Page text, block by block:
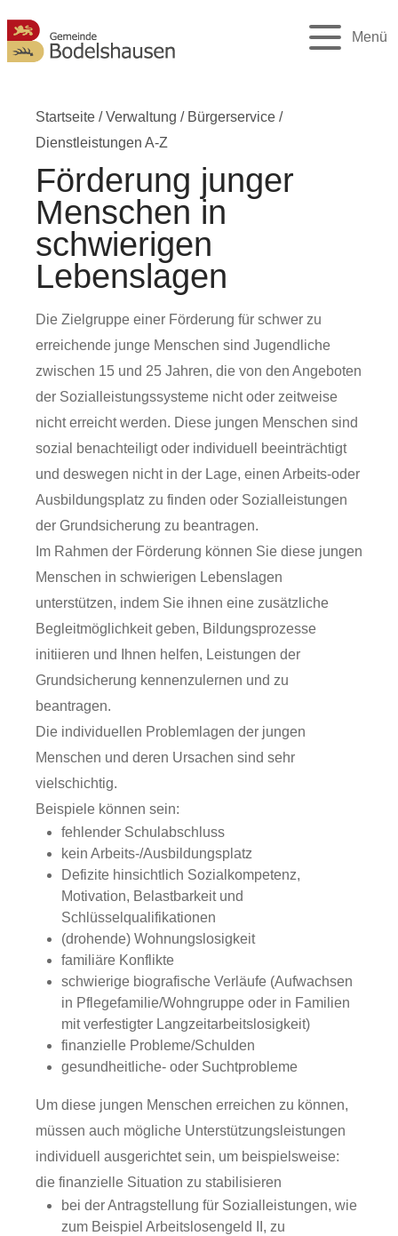
Menü
Startseite /Verwaltung / Bürgerservice /
Dienstleistungen A-Z
Förderung junger
Menschen in
schwierigen
Lebenslagen
Die Zielgruppe einer Förderung für schwer zu
erreichende junge Menschen sind Jugendliche
zwischen 15 und 25 Jahren, die von den Angeboten
der Sozialleistungssysteme nicht oder zeitweise
nicht erreicht werden. Diese jungen Menschen sind
sozial benachteiligt oder individuell beeinträchtigt
und deswegen nicht in der Lage, einen Arbeits-oder
Ausbildungsplatz zu finden oder Sozialleistungen
der Grundsicherung zu beantragen.
Im Rahmen der Förderung können Sie diese jungen
Menschen in schwierigen Lebenslagen
unterstützen, indem Sie ihnen eine zusätzliche
Begleitmöglichkeit geben, Bildungsprozesse
initiieren und Ihnen helfen, Leistungen der
Grundsicherung kennenzulernen und zu
beantragen.
Die individuellen Problemlagen der jungen
Menschen und deren Ursachen sind sehr
vielschichtig.
Beispiele können sein:
fehlender Schulabschluss
kein Arbeits-/Ausbildungsplatz
Defizite hinsichtlich Sozialkompetenz,
Motivation, Belastbarkeit und
Schlüsselqualifikationen
(drohende) Wohnungslosigkeit
familiäre Konflikte
schwierige biografische Verläufe (Aufwachsen
in Pflegefamilie/Wohngruppe oder in Familien
mit verfestigter Langzeitarbeitslosigkeit)
finanzielle Probleme/Schulden
gesundheitliche- oder Suchtprobleme
Um diese jungen Menschen erreichen zu können,
müssen auch mögliche Unterstützungsleistungen
individuell ausgerichtet sein, um beispielsweise:
die finanzielle Situation zu stabilisieren
bei der Antragstellung für Sozialleistungen, wie
zum Beispiel Arbeitslosengeld II, zu